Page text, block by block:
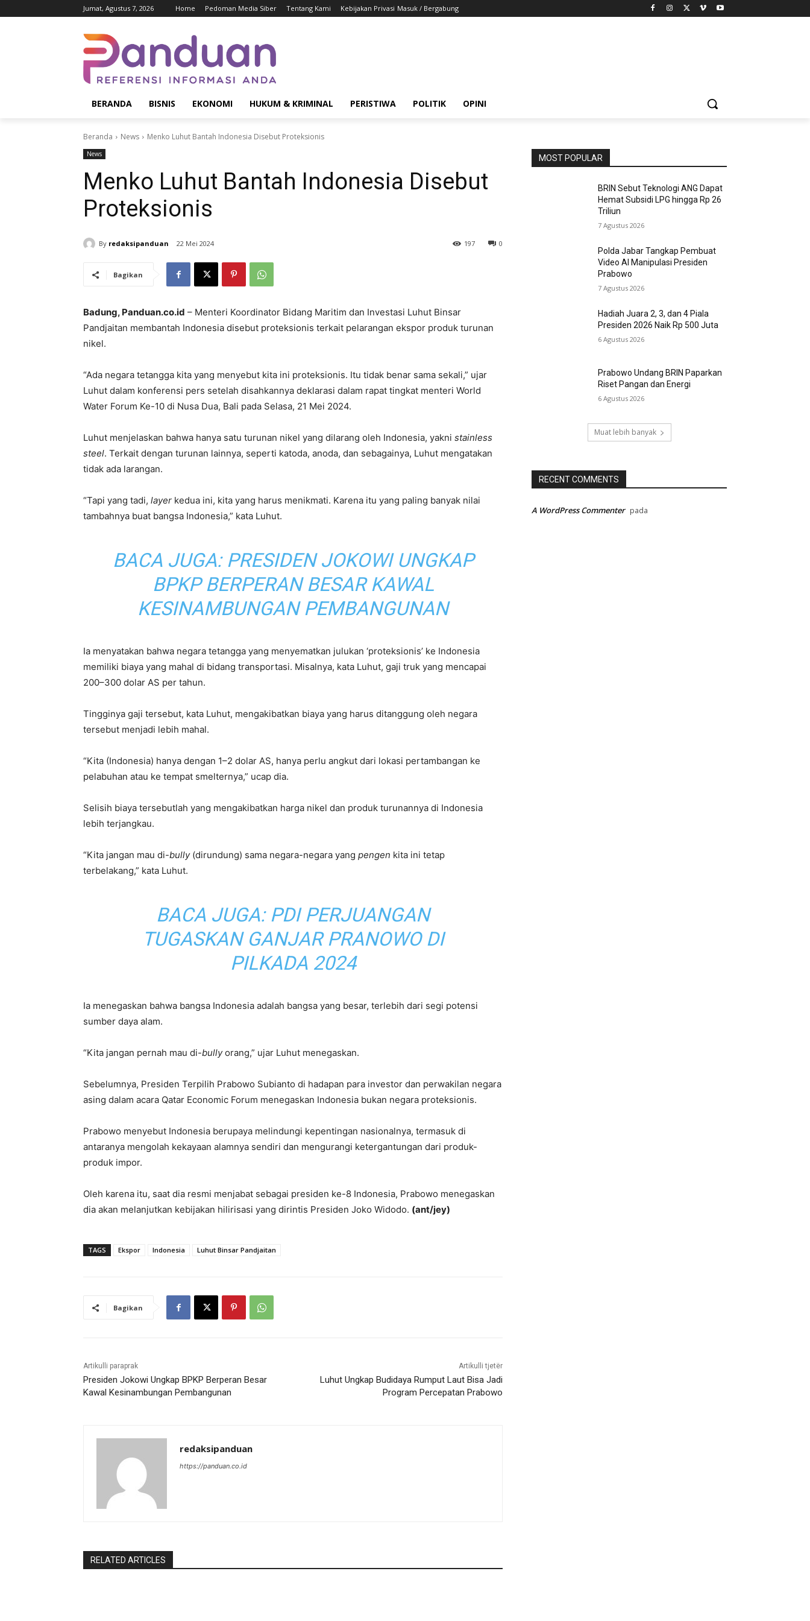
Jumat, Agustus 7, 2026 Home Pedoman Media Siber Tentang Kami Kebijakan Privasi Masuk / Bergabung
BERANDA BISNIS EKONOMI HUKUM & KRIMINAL PERISTIWA POLITIK OPINI
Beranda News Menko Luhut Bantah Indonesia Disebut Proteksionis
News
Menko Luhut Bantah Indonesia Disebut
Proteksionis
By redaksipanduan 22 Mei 2024 0
197
Bagikan
Badung, Panduan.co.id – Menteri Koordinator Bidang Maritim dan Investasi Luhut Binsar
Pandjaitan membantah Indonesia disebut proteksionis terkait pelarangan ekspor produk turunan
nikel.
“Ada negara tetangga kita yang menyebut kita ini proteksionis. Itu tidak benar sama sekali,” ujar
Luhut dalam konferensi pers setelah disahkannya deklarasi dalam rapat tingkat menteri World
Water Forum Ke-10 di Nusa Dua, Bali pada Selasa, 21 Mei 2024.
Luhut menjelaskan bahwa hanya satu turunan nikel yang dilarang oleh Indonesia, yakni stainless
steel. Terkait dengan turunan lainnya, seperti katoda, anoda, dan sebagainya, Luhut mengatakan
tidak ada larangan.
“Tapi yang tadi, layer kedua ini, kita yang harus menikmati. Karena itu yang paling banyak nilai
tambahnya buat bangsa Indonesia,” kata Luhut.
BACA JUGA: PRESIDEN JOKOWI UNGKAP
BPKP BERPERAN BESAR KAWAL
KESINAMBUNGAN PEMBANGUNAN
Ia menyatakan bahwa negara tetangga yang menyematkan julukan ‘proteksionis’ ke Indonesia
memiliki biaya yang mahal di bidang transportasi. Misalnya, kata Luhut, gaji truk yang mencapai
200–300 dolar AS per tahun.
Tingginya gaji tersebut, kata Luhut, mengakibatkan biaya yang harus ditanggung oleh negara
tersebut menjadi lebih mahal.
“Kita (Indonesia) hanya dengan 1–2 dolar AS, hanya perlu angkut dari lokasi pertambangan ke
pelabuhan atau ke tempat smelternya,” ucap dia.
Selisih biaya tersebutlah yang mengakibatkan harga nikel dan produk turunannya di Indonesia
lebih terjangkau.
“Kita jangan mau di-bully(dirundung) sama negara-negara yang pengen kita ini tetap
terbelakang,” kata Luhut.
BACA JUGA: PDI PERJUANGAN
TUGASKAN GANJAR PRANOWO DI
PILKADA 2024
Ia menegaskan bahwa bangsa Indonesia adalah bangsa yang besar, terlebih dari segi potensi
sumber daya alam.
“Kita jangan pernah mau di-bullyorang,” ujar Luhut menegaskan.
Sebelumnya, Presiden Terpilih Prabowo Subianto di hadapan para investor dan perwakilan negara
asing dalam acara Qatar Economic Forum menegaskan Indonesia bukan negara proteksionis.
Prabowo menyebut Indonesia berupaya melindungi kepentingan nasionalnya, termasuk di
antaranya mengolah kekayaan alamnya sendiri dan mengurangi ketergantungan dari produk-
produk impor.
Oleh karena itu, saat dia resmi menjabat sebagai presiden ke-8 Indonesia, Prabowo menegaskan
dia akan melanjutkan kebijakan hilirisasi yang dirintis Presiden Joko Widodo. (ant/jey)
TAGS Ekspor Indonesia Luhut Binsar Pandjaitan
Bagikan
Artikulli paraprak
Presiden Jokowi Ungkap BPKP Berperan Besar
Kawal Kesinambungan Pembangunan
Artikulli tjetër
Luhut Ungkap Budidaya Rumput Laut Bisa Jadi
Program Percepatan Prabowo
redaksipanduan
https://panduan.co.id
RELATED ARTICLES
MOST POPULAR
BRIN Sebut Teknologi ANG Dapat
Hemat Subsidi LPG hingga Rp 26
Triliun
7 Agustus 2026
Polda Jabar Tangkap Pembuat
Video AI Manipulasi Presiden
Prabowo
7 Agustus 2026
Hadiah Juara 2, 3, dan 4 Piala
Presiden 2026 Naik Rp 500 Juta
6 Agustus 2026
Prabowo Undang BRIN Paparkan
Riset Pangan dan Energi
6 Agustus 2026
Muat lebih banyak
RECENT COMMENTS
A WordPress Commenter pada